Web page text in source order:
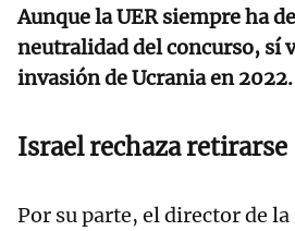
Aunque la UER siempre ha
neutralidad del concurso, sí
invasión de Ucrania en 2022.
Israel rechaza retirarse
Por su parte, el director de